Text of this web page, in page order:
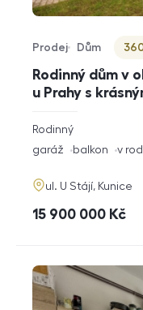
Rodinný dům v
u Prahy s
Typ nabídky
Prodej
Typ nemovitosti
Dům
Virtuální prohlídka
rozměry
dispozice
Rodinný
funkce
garáž balkon v
adresa
ul. U Stájí, Kunice
cena
15 900 000 Kč